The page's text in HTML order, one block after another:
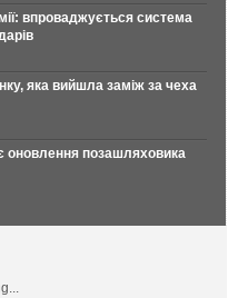
впроваджується система
яка вийшла заміж за чеха
оновлення позашляховика